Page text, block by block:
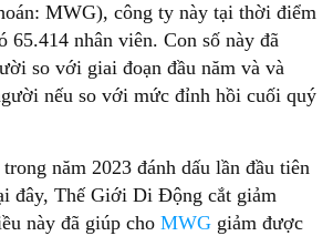
MWG), công ty này tại thời điểm
65.414 nhân viên. Con số này đã
so với giai đoạn đầu năm và và
nếu so với mức đỉnh hồi cuối quý
năm 2023 đánh dấu lần đầu tiên
đây, Thế Giới Di Động cắt giảm
này đã giúp cho MWG giảm được